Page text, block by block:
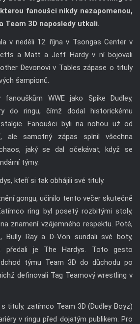
fanoušci nikdy nezapomenou,
Team 3D naposledy utkali.
v neděli 12. října v Tsongas Center v
a Matt a Jeff Hardy v ní bojovali
Devonovi v Tables zápase o tituly
šampionů.
WWE jako Spike Dudley,
do ringu, čímž dodal historickému
Fanoušci byli na nohou už od
ale samotný zápas splnil všechna
jaký se dal očekávat, když se
týmy.
kteří si tak obhájili své tituly.
gongu, učinilo tento večer skutečně
ring byl posetý rozbitými stoly,
znamení vzájemného respektu. Poté,
Bully Ray a D-Von sundali své boty,
je The Hardys. Toto gesto
týmu Team 3D do důchodu po
definovali Tag Teamový wrestling v
tituly, zatímco Team 3D (Dudley Boyz)
v ringu před dojatým publikem. Pro